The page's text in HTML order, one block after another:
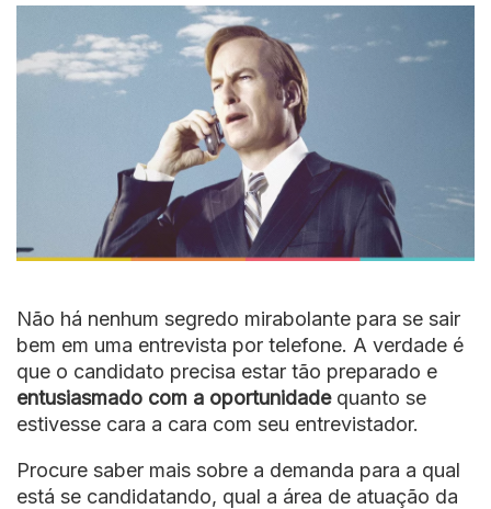
Não há nenhum segredo mirabolante para se sair
bem em uma entrevista por telefone. A verdade é
que o candidato precisa estar tão preparado e
entusiasmado com a oportunidadequanto se
estivesse cara a cara com seu entrevistador.
Procure saber mais sobre a demanda para a qual
está se candidatando, qual a área de atuação da